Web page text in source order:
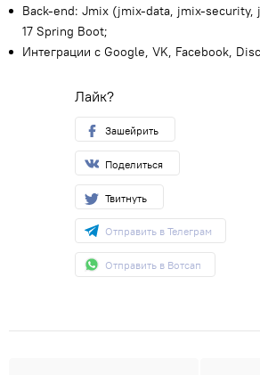
Back-end: Jmix (jmix-data, jmix-security,
17 Spring Boot;
Интеграции с Google, VK, Facebook,
Лайк?
Зашейрить
Поделиться
Твитнуть
Отправить в Телеграм
Отправить в Вотсап